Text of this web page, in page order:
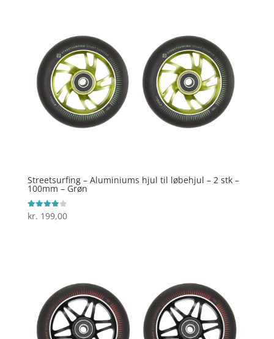
Streetsurfing – Aluminiums hjul til løbehjul – 2 stk –
100mm – Grøn
Vurderet
4
kr. 199,00